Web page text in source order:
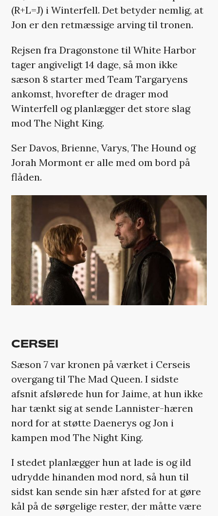
(R+L=J) i Winterfell. Det betyder nemlig, at
Jon er den retmæssige arving til tronen.
Rejsen fra Dragonstone til White Harbor
tager angiveligt 14 dage, så mon ikke
sæson 8 starter med Team Targaryens
ankomst, hvorefter de drager mod
Winterfell og planlægger det store slag
mod The Night King.
Ser Davos, Brienne, Varys, The Hound og
Jorah Mormont er alle med om bord på
flåden.
CERSEI
Sæson 7 var kronen på værket i Cerseis
overgang til The Mad Queen. I sidste
afsnit afslørede hun for Jaime, at hun ikke
har tænkt sig at sende Lannister-hæren
nord for at støtte Daenerys og Jon i
kampen mod The Night King.
I stedet planlægger hun at lade is og ild
udrydde hinanden mod nord, så hun til
sidst kan sende sin hær afsted for at gøre
kål på de sørgelige rester, der måtte være